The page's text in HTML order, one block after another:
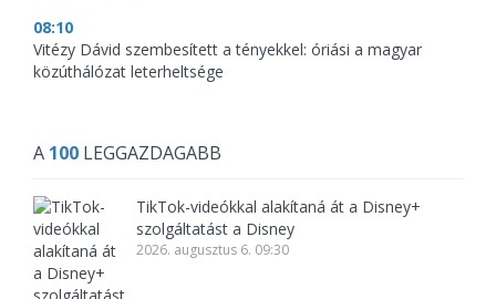
08:10
Vitézy Dávid szembesített a tényekkel: óriási a magyar
közúthálózat leterheltsége
A 100 LEGGAZDAGABB
TikTok-videókkal alakítaná át a Disney+
szolgáltatást a Disney
2026. augusztus 6. 09:30